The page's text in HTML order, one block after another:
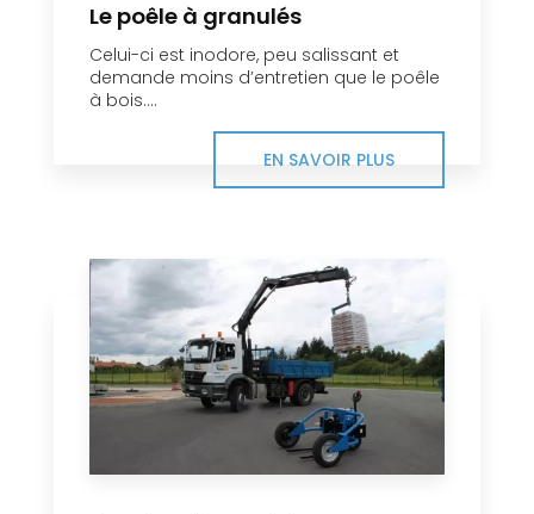
Le poêle à granulés
Celui-ci est inodore, peu salissant et
demande moins d’entretien que le poêle
à bois....
EN SAVOIR PLUS